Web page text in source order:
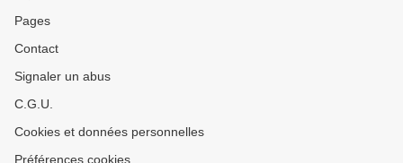
Pages
Contact
Signaler un abus
C.G.U.
Cookies et données personnelles
Préférences cookies